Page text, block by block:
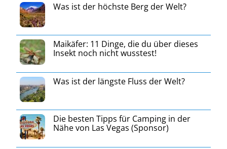
Was ist der höchste Berg der Welt?
Maikäfer: 11 Dinge, die du über dieses
Insekt noch nicht wusstest!
Was ist der längste Fluss der Welt?
Die besten Tipps für Camping in der
Nähe von Las Vegas (Sponsor)